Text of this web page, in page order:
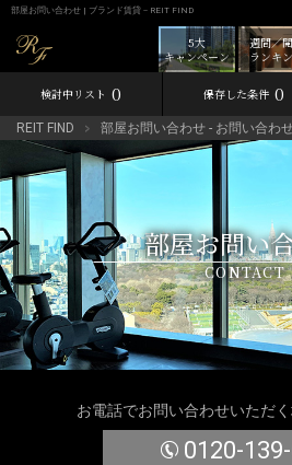
部屋お問い合わせ | ブランド賃貸－REIT FIND
週間／
ランキ
5大
キャンペーン
検討中リスト 0 保存した条件 0
REIT FIND 部屋お問い合わせ - お問い合わ
部屋お問い
CONTACT
お電話でお問い合わせいただ
0120-